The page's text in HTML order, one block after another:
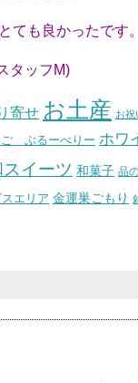
も良かったです。
寄せ お土産 お祝
ぶるーべりー ホワ
イーツ 和菓子 品
エリア 金運巣ごもり